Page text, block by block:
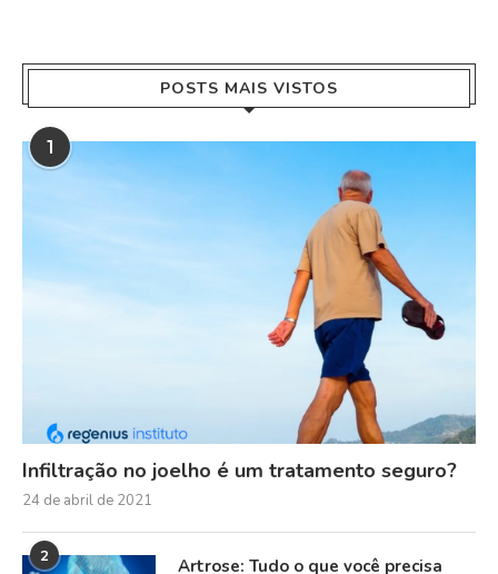
POSTS MAIS VISTOS
1
Infiltração no joelho é um tratamento seguro?
24 de abril de 2021
2 Artrose: Tudo o que você precisa